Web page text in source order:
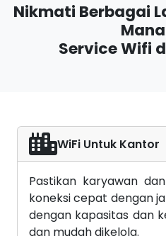
Nikmati Berbagai
Service Wifi
WiFi Untuk Kantor
Pastikan karyawan
koneksi cepat dengan
dengan kapasitas dan
dan mudah dikelola.